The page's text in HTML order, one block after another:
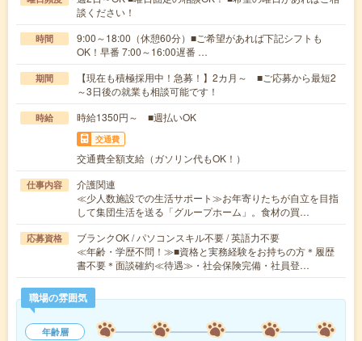
談ください！
時間
9:00～18:00（休憩60分）■ご希望があれば下記シフトも
OK！早番 7:00～16:00遅番 …
期間
【現在も積極採用中！急募！】2カ月～ ■ご応募から最短2
～3日後の就業も相談可能です！
時給 時給1350円～ ■週払いOK
交通費
交通費全額支給（ガソリン代もOK！）
仕事内容
介護関連
≪少人数施設での生活サポート≫お年寄りたちが自立を目指
して集団生活を送る「グループホーム」。食材の買…
応募資格
ブランクOK / パソコンスキル不要 / 英語力不要
≪年齢・学歴不問！≫■資格と実務経験をお持ちの方＊履歴
書不要＊面談確約≪待遇≫・社会保険完備・社員登…
職場の雰囲気
年齢層